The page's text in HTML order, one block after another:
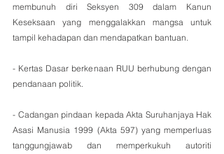
membunuh diri Seksyen 309 dalam Kanun
Keseksaan yang menggalakkan mangsa untuk
tampil kehadapan dan mendapatkan bantuan.
- Kertas Dasar berkenaan RUU berhubung dengan
pendanaan politik.
- Cadangan pindaan kepada Akta Suruhanjaya Hak
Asasi Manusia 1999 (Akta 597) yang memperluas
tanggungjawab dan memperkukuh autoriti